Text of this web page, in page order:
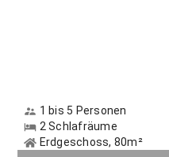
1 bis 5 Personen
2 Schlafräume
Erdgeschoss, 80m²